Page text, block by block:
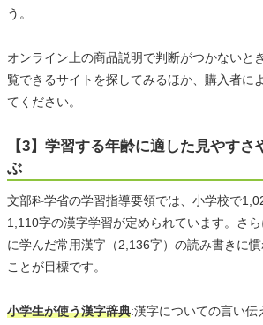
う。
オンライン上の商品説明で判断がつかないと
覧できるサイトを探してみるほか、購入者に
てください。
【3】学習する年齢に適した見やす
ぶ
文部科学省の学習指導要領では、小学校で
1,110字の漢字学習が定められています。さ
に学んだ常用漢字（2,136字）の読み書きに
ことが目標です。
小学生が使う漢字辞典:漢字についての言い伝